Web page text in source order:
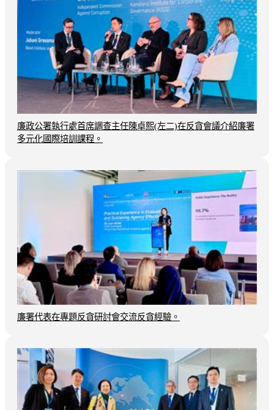
廉政公署執行處首席調查主任陳卓熙(左二)在反貪會議介紹廉署
多元化國際培訓課程。
廉署代表在專題反貪研討會交流反貪經驗。